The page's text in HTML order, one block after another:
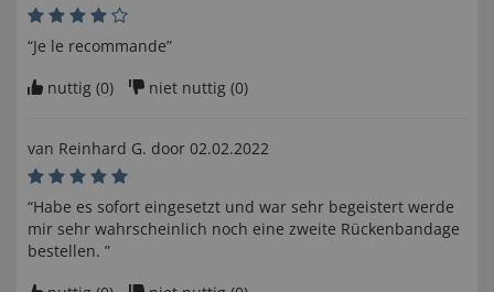
“Je le recommande”
nuttig (0) niet nuttig (0)
van Reinhard G. door 02.02.2022
“Habe es sofort eingesetzt und war sehr begeistert werde
mir sehr wahrscheinlich noch eine zweite Rückenbandage
bestellen. ”